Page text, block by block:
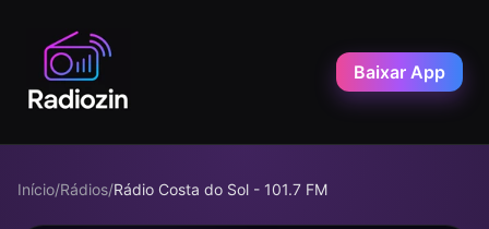
Baixar App
Início/Rádios/Rádio Costa do Sol - 101.7 FM